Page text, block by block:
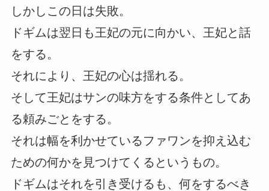
しかしこの日は失敗。
ドギムは翌日も王妃の元に向かい、王妃と話
をする。
それにより、王妃の心は揺れる。
そして王妃はサンの味方をする条件としてあ
る頼みごとをする。
それは幅を利かせているファワンを抑え込む
ための何かを見つけてくるというもの。
ドギムはそれを引き受けるも、何をするべき